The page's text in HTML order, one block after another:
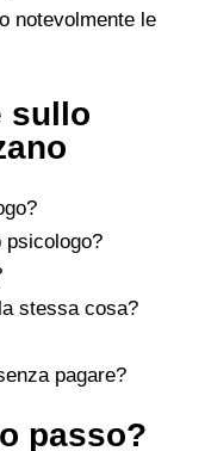
notevolmente le
sullo
psicologo?
stessa cosa?
pagare?
passo?